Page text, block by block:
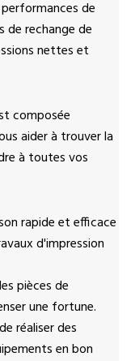
de
de rechange de
nettes et
composée
aider à trouver la
à toutes vos
rapide et efficace
d'impression
pièces de
une fortune.
réaliser des
en bon